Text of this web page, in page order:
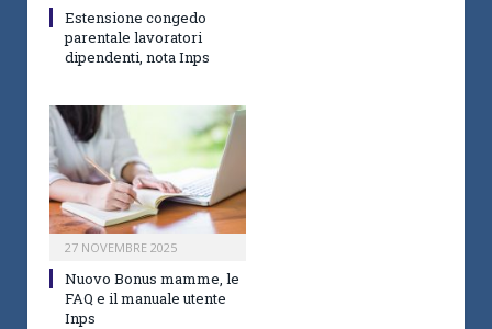
Estensione congedo
parentale lavoratori
dipendenti, nota Inps
27 NOVEMBRE 2025
Nuovo Bonus mamme, le
FAQ e il manuale utente
Inps